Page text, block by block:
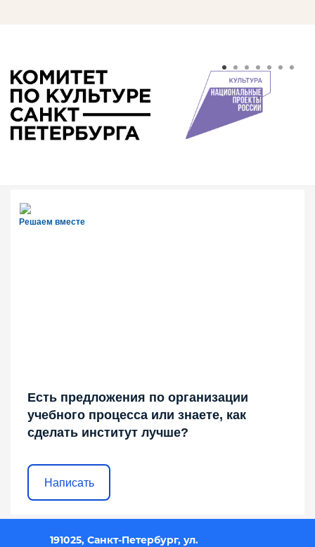
Решаем вместе
Есть предложения по организации
учебного процесса или знаете, как
сделать институт лучше?
Написать
191025, Санкт-Петербург, ул.